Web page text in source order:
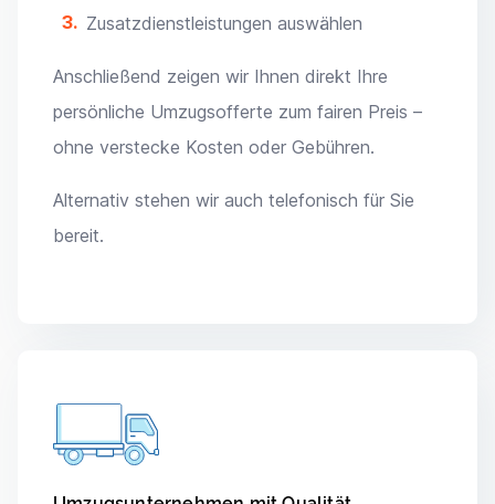
Zusatzdienstleistungen auswählen
Anschließend zeigen wir Ihnen direkt Ihre
persönliche Umzugsofferte zum fairen Preis –
ohne verstecke Kosten oder Gebühren.
Alternativ stehen wir auch telefonisch für Sie
bereit.